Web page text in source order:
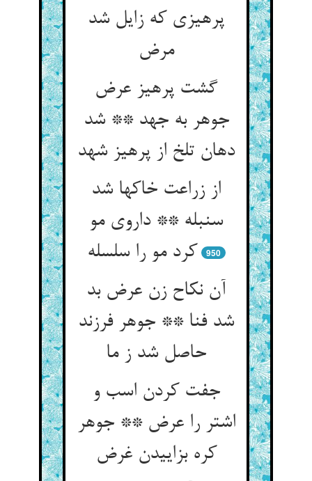
پرهیزی که زایل شد
مرض‏
گشت پرهیز عرض
جوهر به جهد ** شد
دهان تلخ از پرهیز شهد
از زراعت خاکها شد
سنبله ** داروی مو
کرد مو را سلسله‏
950
آن نکاح زن عرض بد
شد فنا ** جوهر فرزند
حاصل شد ز ما
جفت کردن اسب و
اشتر را عرض ** جوهر
کره بزاییدن غرض‏